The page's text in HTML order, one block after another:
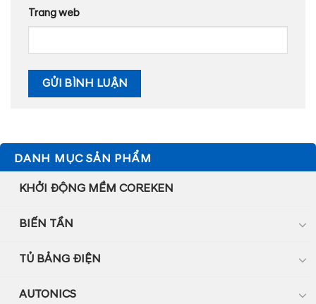
Trang web
DANH MỤC SẢN PHẨM
KHỞI ĐỘNG MỀM COREKEN
BIẾN TẦN
TỦ BẢNG ĐIỆN
AUTONICS